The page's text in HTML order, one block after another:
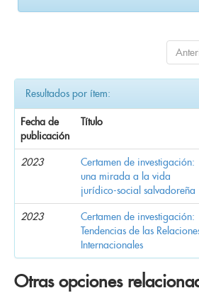
Resultados por ítem:
Fecha de
publicación
Título
2023
Certamen de investigación:
una mirada a la vida
jurídico-social salvadoreña
2023
Certamen de investigación:
Tendencias de las
Internacionales
Otras opciones